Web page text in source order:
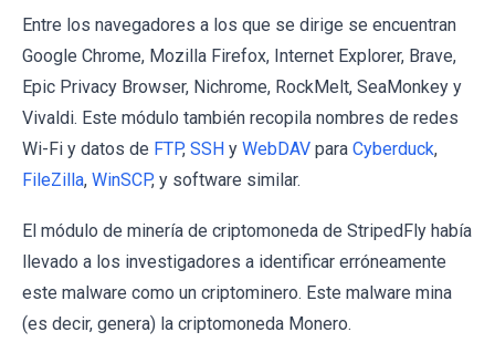
Entre los navegadores a los que se dirige se encuentran
Google Chrome, Mozilla Firefox, Internet Explorer, Brave,
Epic Privacy Browser, Nichrome, RockMelt, SeaMonkey y
Vivaldi. Este módulo también recopila nombres de redes
Wi-Fi y datos de FTP, SSH y WebDAV para Cyberduck,
FileZilla, WinSCP, y software similar.
El módulo de minería de criptomoneda de StripedFly había
llevado a los investigadores a identificar erróneamente
este malware como un criptominero. Este malware mina
(es decir, genera) la criptomoneda Monero.